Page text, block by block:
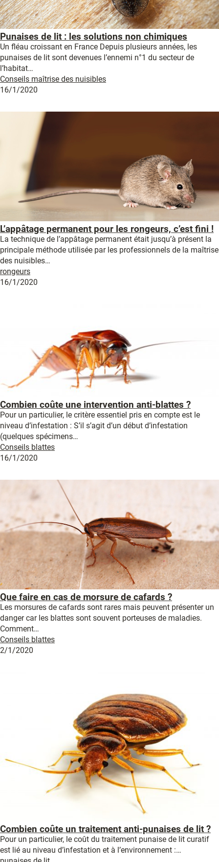
Punaises de lit : les solutions non chimiques
Un fléau croissant en France Depuis plusieurs années, les
punaises de lit sont devenues l’ennemi n°1 du secteur de
l’habitat…
Conseils maîtrise des nuisibles
16/1/2020
L’appâtage permanent pour les rongeurs, c’est fini !
La technique de l’appâtage permanent était jusqu’à présent la
principale méthode utilisée par les professionnels de la maîtrise
des nuisibles…
rongeurs
16/1/2020
Combien coûte une intervention anti-blattes ?
Pour un particulier, le critère essentiel pris en compte est le
niveau d’infestation : S’il s’agit d’un début d’infestation
(quelques spécimens…
Conseils blattes
16/1/2020
Que faire en cas de morsure de cafards ?
Les morsures de cafards sont rares mais peuvent présenter un
danger car les blattes sont souvent porteuses de maladies.
Comment…
Conseils blattes
2/1/2020
Combien coûte un traitement anti-punaises de lit ?
Pour un particulier, le coût du traitement punaise de lit curatif
est lié au niveau d’infestation et à l’environnement :…